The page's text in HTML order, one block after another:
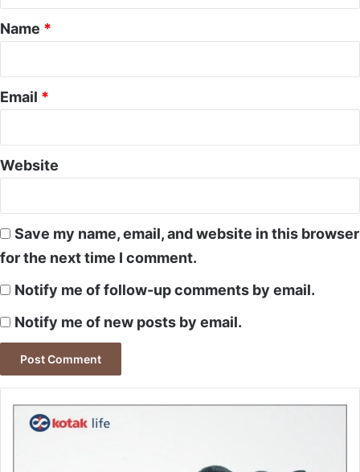
*
Name *
Email *
Website
Save my name, email, and website in this browser
for the next time I comment.
Notify me of follow-up comments by email.
Notify me of new posts by email.